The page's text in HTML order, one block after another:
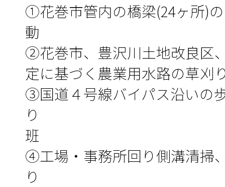
①花巻市管内の橋梁(24ヶ所)
動 ／
②花巻市、豊沢川土地改良区
定に基づく農業用水路の草刈
③国道４号線バイパス沿いの
り
班
④工場・事務所回り側溝清掃
り ／